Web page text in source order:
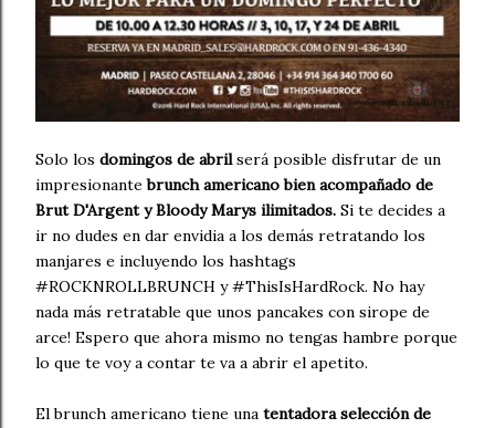
Solo los domingos de abrilserá posible disfrutar de un
impresionantebrunch americano bien acompañado de
Brut D'Argent y Bloody Marys ilimitados. Si te decides a
ir no dudes en dar envidia a los demás retratando los
manjares e incluyendo los hashtags
#ROCKNROLLBRUNCH y #ThisIsHardRock. No hay
nada más retratable que unos pancakes con sirope de
arce! Espero que ahora mismo no tengas hambre porque
lo que te voy a contar te va a abrir el apetito.
El brunch americano tiene una tentadora selección de